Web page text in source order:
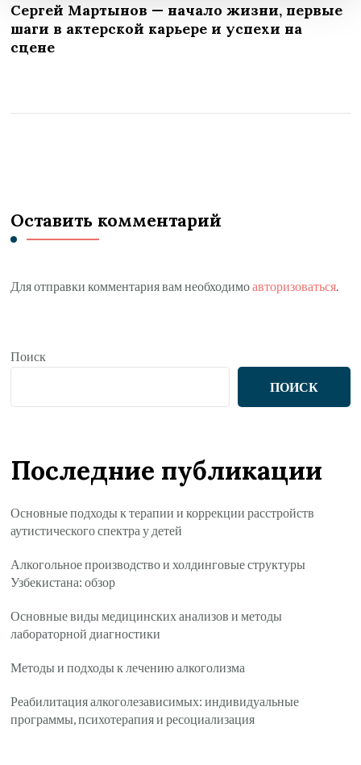
Сергей Мартынов — начало жизни, первые
шаги в актерской карьере и успехи на
сцене
Оставить комментарий
Для отправки комментария вам необходимоавторизоваться.
Поиск
ПОИСК
Последние публикации
Основные подходы к терапии и коррекции расстройств
аутистического спектра у детей
Алкогольное производство и холдинговые структуры
Узбекистана: обзор
Основные виды медицинских анализов и методы
лабораторной диагностики
Методы и подходы к лечению алкоголизма
Реабилитация алкоголезависимых: индивидуальные
программы, психотерапия и ресоциализация